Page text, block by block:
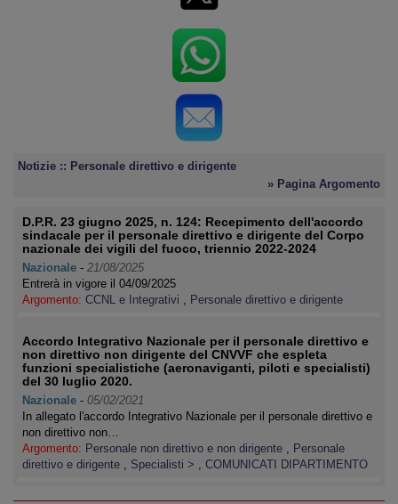
Notizie :: Personale direttivo e dirigente
» Pagina Argomento
D.P.R. 23 giugno 2025, n. 124: Recepimento dell'accordo
sindacale per il personale direttivo e dirigente del Corpo
nazionale dei vigili del fuoco, triennio 2022-2024
Nazionale - 21/08/2025
Entrerà in vigore il 04/09/2025
Argomento: CCNL e Integrativi , Personale direttivo e dirigente
Accordo Integrativo Nazionale per il personale direttivo e
non direttivo non dirigente del CNVVF che espleta
funzioni specialistiche (aeronaviganti, piloti e specialisti)
del 30 luglio 2020.
Nazionale - 05/02/2021
In allegato l'accordo Integrativo Nazionale per il personale direttivo e
non direttivo non…
Argomento: Personale non direttivo e non dirigente , Personale
direttivo e dirigente , Specialisti > , COMUNICATI DIPARTIMENTO